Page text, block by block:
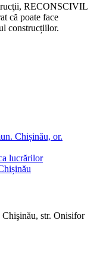
RECONSCIVIL
că poate face
construcțiilor.
Chișinău, or.
lucrărilor
str. Onisifor